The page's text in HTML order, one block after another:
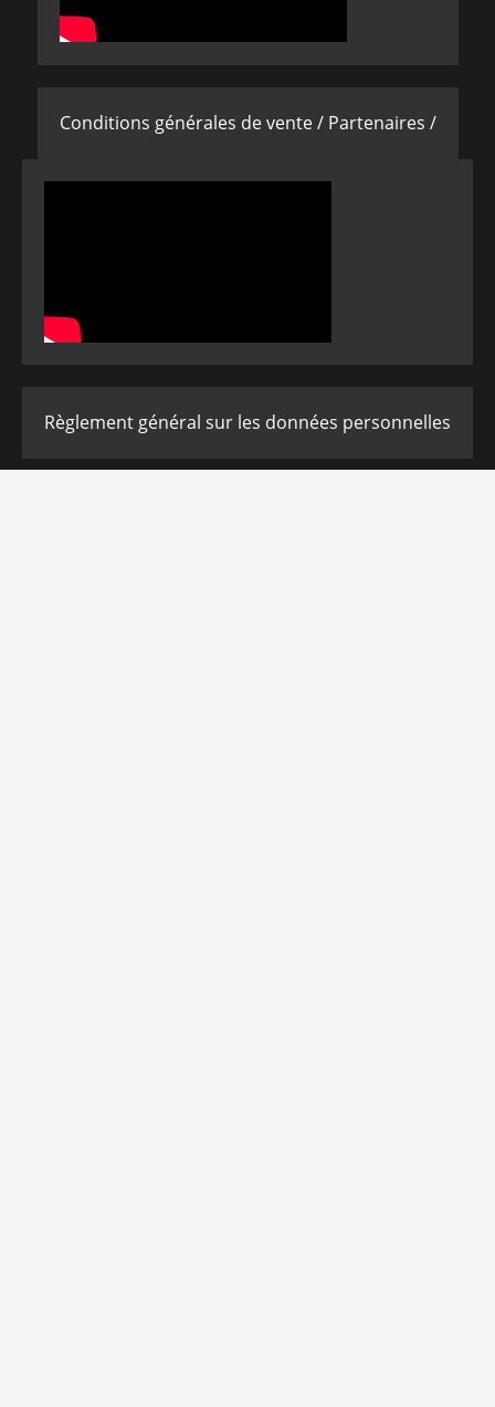
Conditions générales de vente / Partenaires /
Règlement général sur les données personnelles